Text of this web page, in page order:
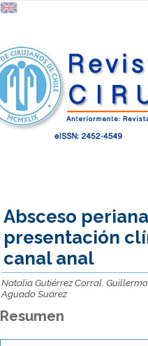
Absceso
presentación
canal anal
Natalia Gutiérrez Corral,
Aguado Suárez
Resumen